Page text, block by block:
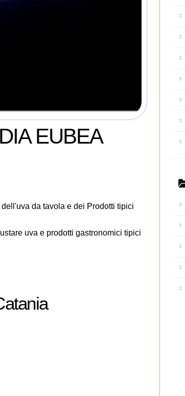
EUBEA
da tavola e dei Prodotti tipici
uva e prodotti gastronomici tipici